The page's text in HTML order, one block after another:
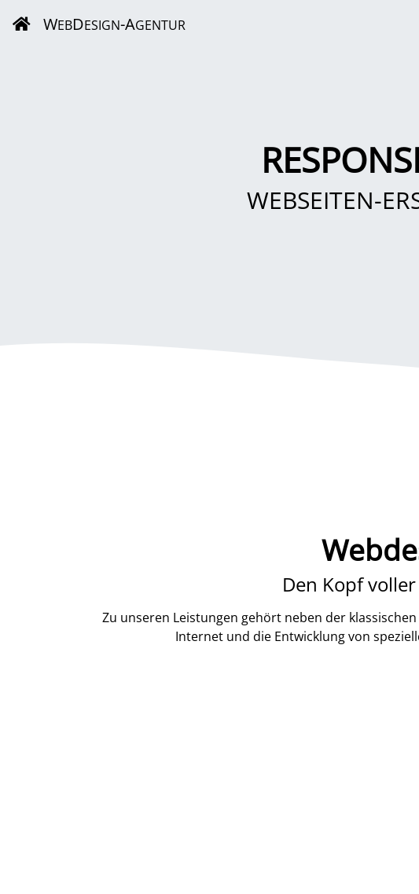
WEBDESIGN-AGENTUR
WEBSEITEN-
Den Kopf
Zu unseren Leistungen gehört neben der
Internet und die Entwicklung von